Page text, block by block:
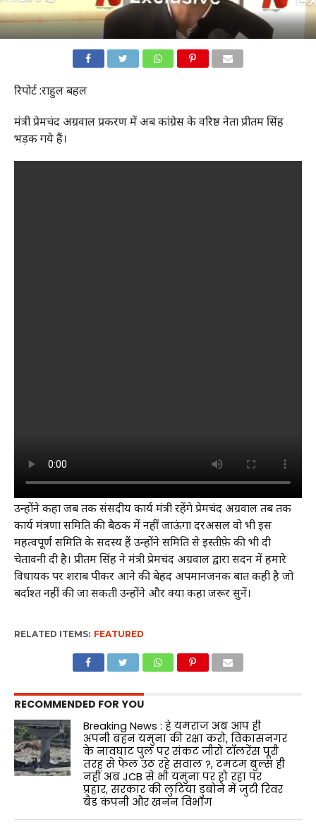
रिपोर्ट :राहुल बहल
मंत्री प्रेमचंद अग्रवाल प्रकरण में अब कांग्रेस के वरिष्ठ नेता प्रीतम सिंह
भड़क गये हैं।
उन्होंने कहा जब तक संसदीय कार्य मंत्री रहेंगे प्रेमचंद अग्रवाल तब तक
कार्य मंत्रणा समिति की बैठक में नहीं जाऊंगा दरअसल वो भी इस
महत्वपूर्ण समिति के सदस्य हैं उन्होंने समिति से इस्तीफ़े की भी दी
चेतावनी दी है। प्रीतम सिंह ने मंत्री प्रेमचंद अग्रवाल द्वारा सदन में हमारे
विधायक पर शराब पीकर आने की बेहद अपमानजनक बात कही है जो
बर्दाश्त नहीं की जा सकती उन्होंने और क्या कहा जरूर सुनें।
RELATED ITEMS: FEATURED
RECOMMENDED FOR YOU
Breaking News : हे यमराज अब आप ही
अपनी बहन यमुना की रक्षा करो, विकासनगर
के नावघाट पुल पर संकट जीरो टॉलरेंस पूरी
तरह से फेल उठ रहे सवाल ?, टमटम बुल्स ही
नहीं अब JCB से भी यमुना पर हो रहा पर
प्रहार, सरकार की लुटिया डुबोने में जुटी रिवर
बैड कंपनी और खनन विभाग